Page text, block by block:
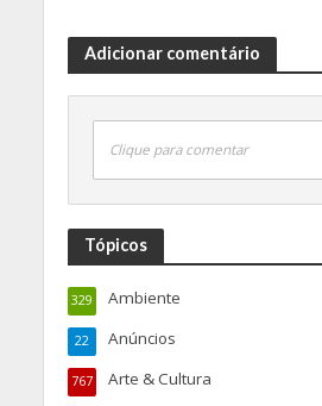
Adicionar comentário
Clique para comentar
Tópicos
Ambiente
329
Anúncios
22
Arte & Cultura
767